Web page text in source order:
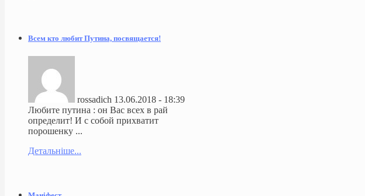
Всем кто любит Путина, посвящается!
rossadich 13.06.2018 - 18:39
Любите путина : он Вас всех в рай
определит! И с собой прихватит
порошенку ...
Детальніше...